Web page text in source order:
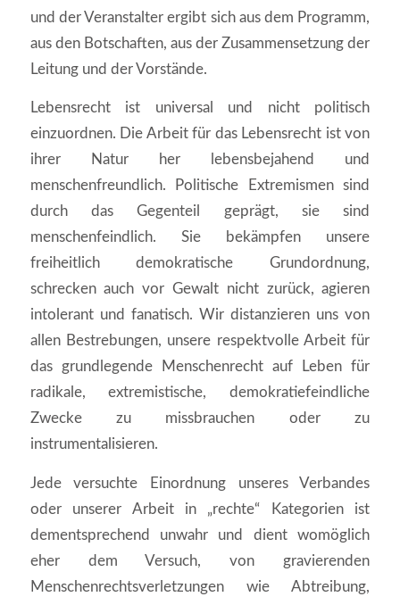
und der Veranstalter ergibt sich aus dem Programm,
aus den Botschaften, aus der Zusammensetzung der
Leitung und der Vorstände.
Lebensrecht ist universal und nicht politisch
einzuordnen. Die Arbeit für das Lebensrecht ist von
ihrer Natur her lebensbejahend und
menschenfreundlich. Politische Extremismen sind
durch das Gegenteil geprägt, sie sind
menschenfeindlich. Sie bekämpfen unsere
freiheitlich demokratische Grundordnung,
schrecken auch vor Gewalt nicht zurück, agieren
intolerant und fanatisch. Wir distanzieren uns von
allen Bestrebungen, unsere respektvolle Arbeit für
das grundlegende Menschenrecht auf Leben für
radikale, extremistische, demokratiefeindliche
Zwecke zu missbrauchen oder zu
instrumentalisieren.
Jede versuchte Einordnung unseres Verbandes
oder unserer Arbeit in „rechte“ Kategorien ist
dementsprechend unwahr und dient womöglich
eher dem Versuch, von gravierenden
Menschenrechtsverletzungen wie Abtreibung,